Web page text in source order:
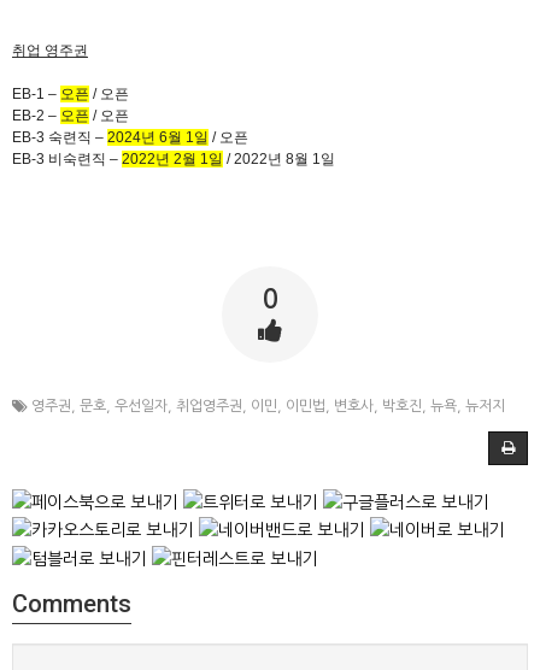
취업 영주권
EB-1 – 오픈 / 오픈
EB-2 – 오픈 / 오픈
EB-3 숙련직 – 2024년 6월 1일 / 오픈
EB-3 비숙련직 – 2022년 2월 1일 / 2022년 8월 1일
0
영주권 문호 우선일자 취업영주권 이민 이민법 변호사 박호진 뉴욕 뉴저지
Comments